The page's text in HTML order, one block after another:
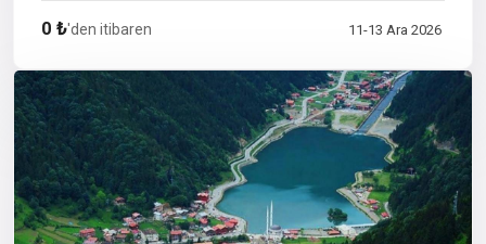
0 ₺'den itibaren 11-13 Ara 2026